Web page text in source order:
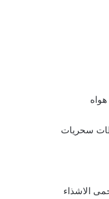
سحريات
الاشذاء